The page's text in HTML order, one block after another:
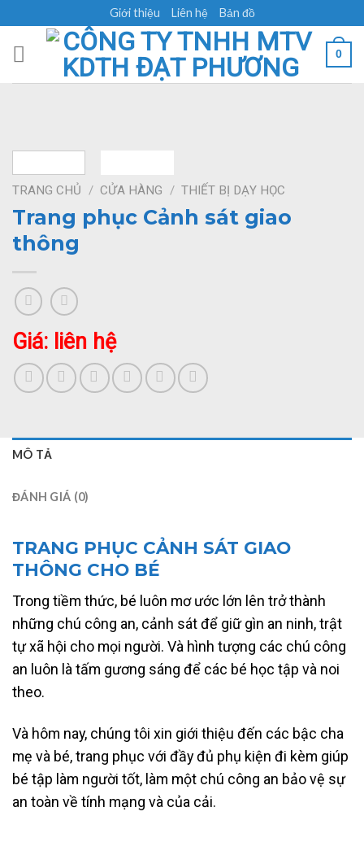
Giới thiệu Liên hệ Bản đồ
0
TRANG CHỦ / CỬA HÀNG / THIẾT BỊ DẠY HỌC
Trang phục Cảnh sát giao
thông
Giá: liên hệ
MÔ TẢ
ĐÁNH GIÁ (0)
TRANG PHỤC CẢNH SÁT GIAO
THÔNG CHO BÉ
Trong tiềm thức, bé luôn mơ ước lớn lên trở thành
những chú công an, cảnh sát để giữ gìn an ninh, trật
tự xã hội cho mọi người. Và hình tượng các chú công
an luôn là tấm gương sáng để các bé học tập và noi
theo.
Và hôm nay, chúng tôi xin giới thiệu đến các bậc cha
mẹ và bé, trang phục với đầy đủ phụ kiện đi kèm giúp
bé tập làm người tốt, làm một chú công an bảo vệ sự
an toàn về tính mạng và của cải.